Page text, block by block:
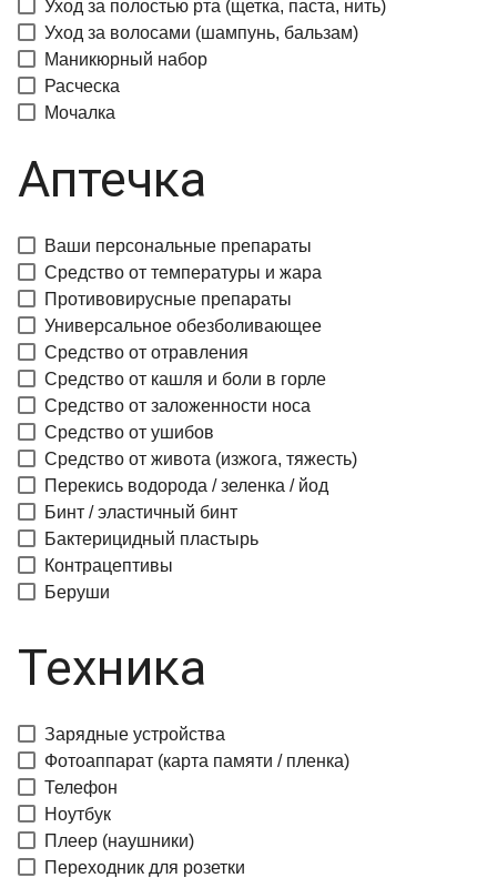
Уход за полостью рта (щетка, паста, нить)
Уход за волосами (шампунь, бальзам)
Маникюрный набор
Расческа
Мочалка
Аптечка
Ваши персональные препараты
Средство от температуры и жара
Противовирусные препараты
Универсальное обезболивающее
Средство от отравления
Средство от кашля и боли в горле
Средство от заложенности носа
Средство от ушибов
Средство от живота (изжога, тяжесть)
Перекись водорода / зеленка / йод
Бинт / эластичный бинт
Бактерицидный пластырь
Контрацептивы
Беруши
Техника
Зарядные устройства
Фотоаппарат (карта памяти / пленка)
Телефон
Ноутбук
Плеер (наушники)
Переходник для розетки